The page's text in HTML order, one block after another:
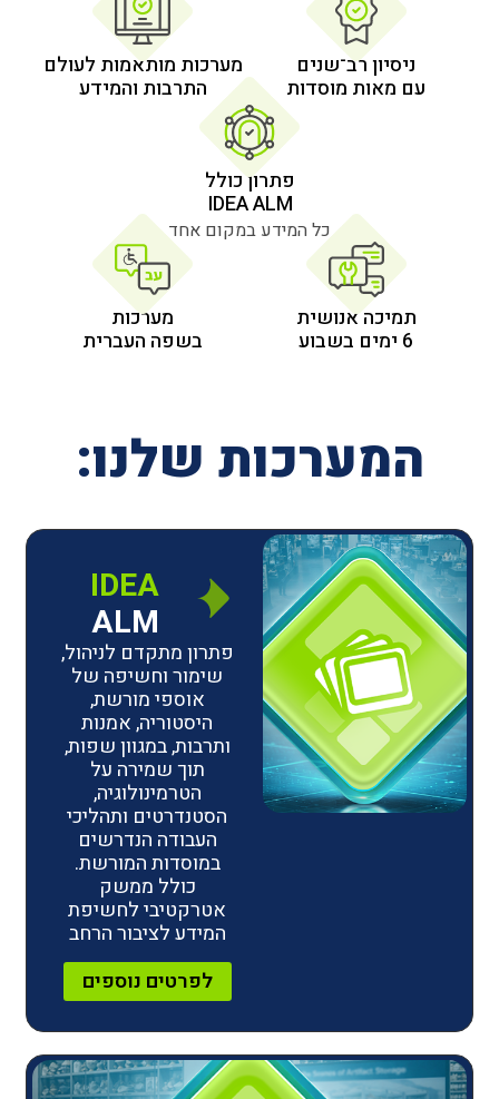
מוסדות
מערכות מותאמות לעולם
התרבות והמידע
כל המידע במקום אחד
מערכות
בשפה העברית
שלנו:
IDEA
ALM
פתרון מתקדם לניהול,
שימור וחשיפה של
אוספי מורשת,
היסטוריה, אמנות
ותרבות, במגוון שפות,
תוך שמירה על
הטרמינולוגיה,
הסטנדרטים ותהליכי
העבודה הנדרשים
במוסדות המורשת.
אטרקטיבי לחשיפת
המידע לציבור הרחב